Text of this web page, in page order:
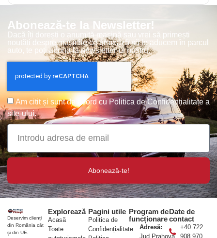
Abonează-te la Newsletter!
Dacă îți dorești o anumită mașină sau vrei să primești
noutăți despre mașinile ce urmează să le aducem în parcul
auto, te poți abona la newsletter-ul nostru.
Am citit și sunt de acord cu Politica de Confidențialitatea
site-ului.
Abonează-te!
Deservim clienți
din România cât
și din UE.
Explorează
Acasă
Toate
Pagini utile
Politica de
Confidențialitate
Program de
funcționare
Adresă:
Jud.Prahova
Date de
contact
+40 722
908 970